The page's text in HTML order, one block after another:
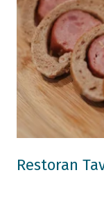
Restoran